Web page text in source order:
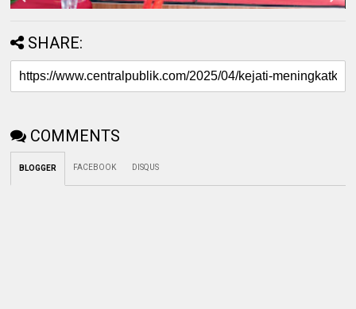
SHARE:
COMMENTS
BLOGGER FACEBOOK DISQUS